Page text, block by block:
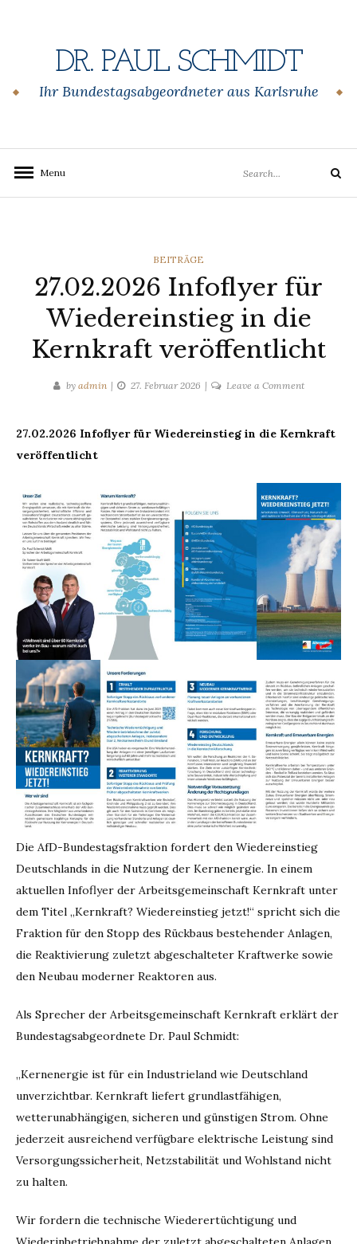
DR. PAUL SCHMIDT
Ihr Bundestagsabgeordneter aus Karlsruhe
Menu
for:
Search
CATEGORIES
BEITRÄGE
27.02.2026 Infoflyer für
Wiedereinstieg in die
Kernkraft veröffentlicht
by admin 27. Februar 2026 Leave a Commenton
für
Kernkraft
27.02.2026 Infoflyer für Wiedereinstieg in die Kernkraft
veröffentlicht
Die AfD-Bundestagsfraktion fordert den Wiedereinstieg
Deutschlands in die Nutzung der Kernenergie. In einem
aktuellen Infoflyer der Arbeitsgemeinschaft Kernkraft unter
dem Titel „Kernkraft? Wiedereinstieg jetzt!“ spricht sich die
Fraktion für den Stopp des Rückbaus bestehender Anlagen,
die Reaktivierung zuletzt abgeschalteter Kraftwerke sowie
den Neubau moderner Reaktoren aus.
Als Sprecher der Arbeitsgemeinschaft Kernkraft erklärt der
Bundestagsabgeordnete Dr. Paul Schmidt:
„Kernenergie ist für ein Industrieland wie Deutschland
unverzichtbar. Kernkraft liefert grundlastfähigen,
wetterunabhängigen, sicheren und günstigen Strom. Ohne
jederzeit ausreichend verfügbare elektrische Leistung sind
Versorgungssicherheit, Netzstabilität und Wohlstand nicht
zu halten.
Wir fordern die technische Wiederertüchtigung und